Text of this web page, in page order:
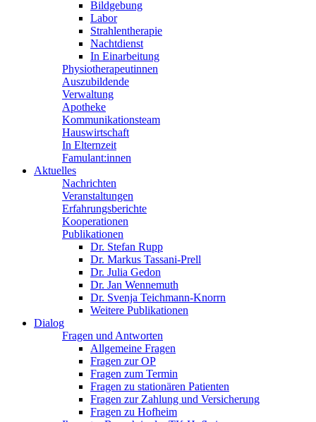
Bildgebung
Labor
Strahlentherapie
Nachtdienst
In Einarbeitung
Physiotherapeutinnen
Auszubildende
Verwaltung
Apotheke
Kommunikationsteam
Hauswirtschaft
In Elternzeit
Famulant:innen
Aktuelles
Nachrichten
Veranstaltungen
Erfahrungsberichte
Kooperationen
Publikationen
Dr. Stefan Rupp
Dr. Markus Tassani-Prell
Dr. Julia Gedon
Dr. Jan Wennemuth
Dr. Svenja Teichmann-Knorrn
Weitere Publikationen
Dialog
Fragen und Antworten
Allgemeine Fragen
Fragen zur OP
Fragen zum Termin
Fragen zu stationären Patienten
Fragen zur Zahlung und Versicherung
Fragen zu Hofheim